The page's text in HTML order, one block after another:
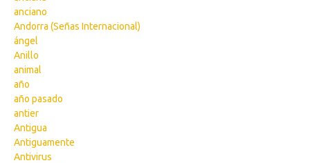
anciano
Andorra (Señas Internacional)
ángel
Anillo
animal
año
año pasado
antier
Antigua
Antiguamente
Antivirus